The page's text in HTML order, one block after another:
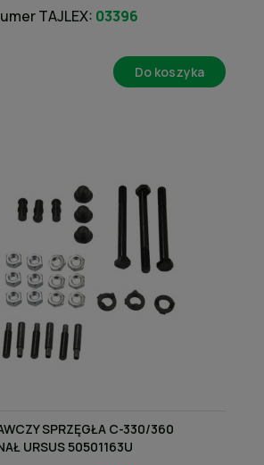
TAJLEX: 03396
Do koszyka
SPRZĘGŁA C-330/360
URSUS 50501163U